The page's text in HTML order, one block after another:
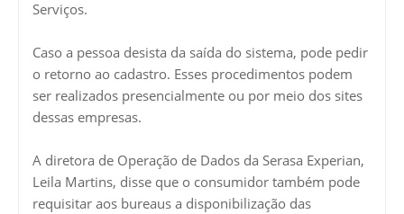
Serviços.
Caso a pessoa desista da saída do sistema, pode pedir
o retorno ao cadastro. Esses procedimentos podem
ser realizados presencialmente ou por meio dos sites
dessas empresas.
A diretora de Operação de Dados da Serasa Experian,
Leila Martins, disse que o consumidor também pode
requisitar aos bureaus a disponibilização das